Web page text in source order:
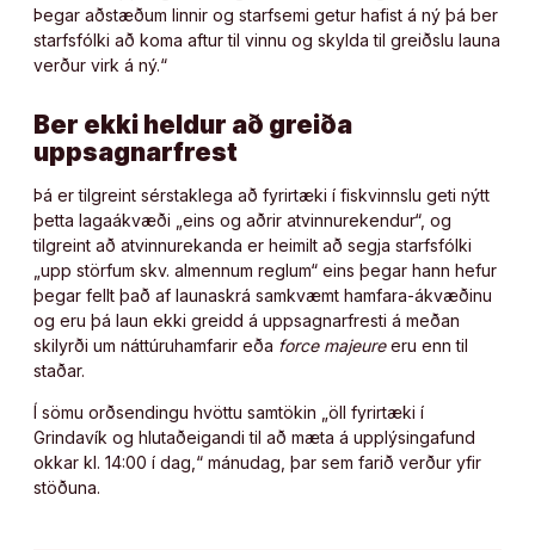
Þegar aðstæðum linnir og starfsemi getur hafist á ný þá ber
starfsfólki að koma aftur til vinnu og skylda til greiðslu launa
verður virk á ný.“
Ber ekki heldur að greiða
uppsagnarfrest
Þá er tilgreint sérstaklega að fyrirtæki í fiskvinnslu geti nýtt
þetta lagaákvæði „eins og aðrir atvinnurekendur“, og
tilgreint að atvinnurekanda er heimilt að segja starfsfólki
„upp störfum skv. almennum reglum“ eins þegar hann hefur
þegar fellt það af launaskrá samkvæmt hamfara-ákvæðinu
og eru þá laun ekki greidd á uppsagnarfresti á meðan
skilyrði um náttúruhamfarir eða force majeureeru enn til
staðar.
Í sömu orðsendingu hvöttu samtökin „öll fyrirtæki í
Grindavík og hlutaðeigandi til að mæta á upplýsingafund
okkar kl. 14:00 í dag,“ mánudag, þar sem farið verður yfir
stöðuna.